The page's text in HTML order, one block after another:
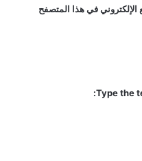
في هذا المتصفح
Type the